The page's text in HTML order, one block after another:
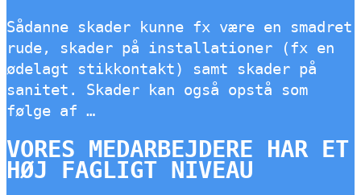
Sådanne skader kunne fx være en smadret
rude, skader på installationer (fx en
ødelagt stikkontakt) samt skader på
sanitet. Skader kan også opstå som
følge af …
VORES MEDARBEJDERE HAR ET
HØJ FAGLIGT NIVEAU